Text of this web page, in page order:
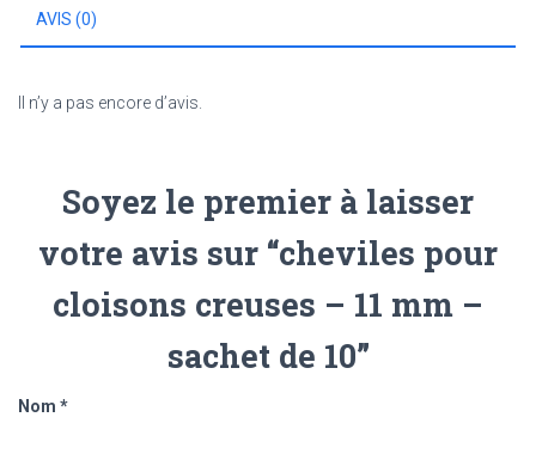
sachet
10
AVIS (0)
Il n’y a pas encore d’avis.
Soyez le premier à laisser
votre avis sur “cheviles pour
cloisons creuses – 11 mm –
sachet de 10”
Nom *